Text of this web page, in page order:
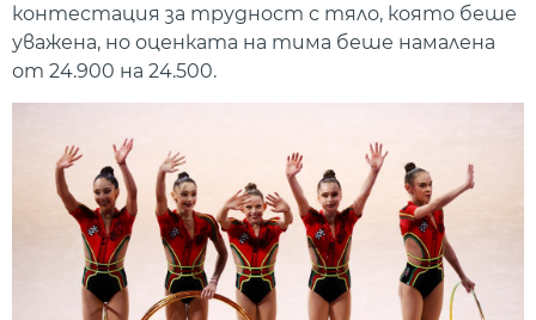
контестация за трудност с тяло, която беше
уважена, но оценката на тима беше намалена
от 24.900 на 24.500.